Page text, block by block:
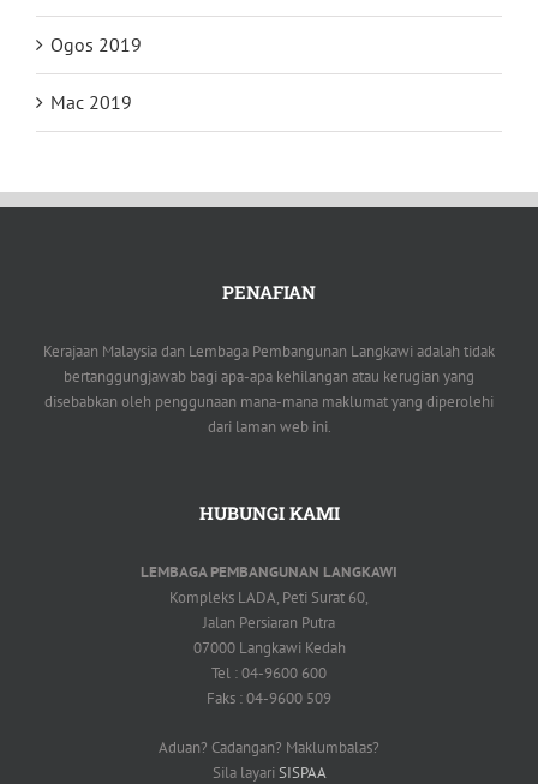
Ogos 2019
Mac 2019
PENAFIAN
Kerajaan Malaysia dan Lembaga Pembangunan Langkawi adalah tidak
bertanggungjawab bagi apa-apa kehilangan atau kerugian yang
disebabkan oleh penggunaan mana-mana maklumat yang diperolehi
dari laman web ini.
HUBUNGI KAMI
LEMBAGA PEMBANGUNAN LANGKAWI
Kompleks LADA, Peti Surat 60,
Jalan Persiaran Putra
07000 Langkawi Kedah
Tel : 04-9600 600
Faks : 04-9600 509
Aduan? Cadangan? Maklumbalas?
Sila layari SISPAA